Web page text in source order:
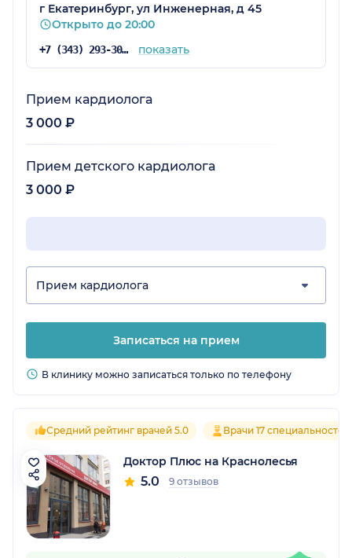
г Екатеринбург, ул Инженерная, д 45
Открыто до 20:00
+7 (343) 293-30-27 показать
Прием кардиолога
3 000 ₽
Прием детского кардиолога
3 000 ₽
Прием кардиолога
Записаться на прием
В клинику можно записаться только по телефону
Средний рейтинг врачей 5.0 Врачи 17 специальностей
Доктор Плюс на Краснолесья
5.0 9 отзывов